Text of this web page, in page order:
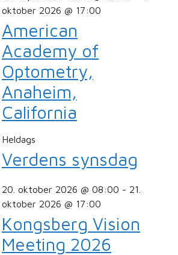
oktober 2026 @ 17:00
American
Academy of
Optometry,
Anaheim,
California
Heldags
Verdens synsdag
20. oktober 2026 @ 08:00 - 21.
oktober 2026 @ 17:00
Kongsberg Vision
Meeting 2026